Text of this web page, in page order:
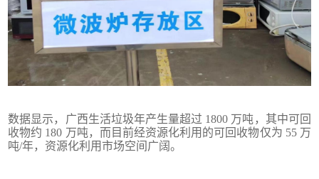
数据显示，广西生活垃圾年产生量超过 1800 万吨，其中可回
收物约 180 万吨，而目前经资源化利用的可回收物仅为 55 万
吨/年，资源化利用市场空间广阔。